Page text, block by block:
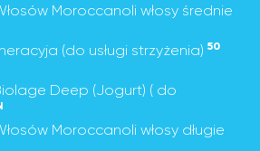
Moroccanoli włosy średnie
(do usługi strzyżenia) 50
Deep (Jogurt) ( do
Moroccanoli włosy długie